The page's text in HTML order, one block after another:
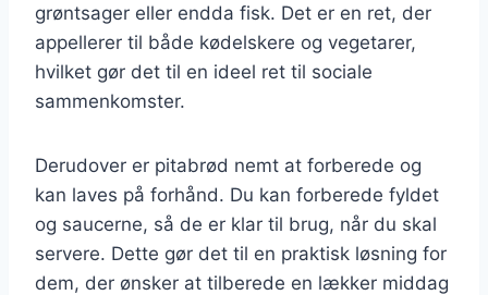
grøntsager eller endda fisk. Det er en ret, der
appellerer til både kødelskere og vegetarer,
hvilket gør det til en ideel ret til sociale
sammenkomster.
Derudover er pitabrød nemt at forberede og
kan laves på forhånd. Du kan forberede fyldet
og saucerne, så de er klar til brug, når du skal
servere. Dette gør det til en praktisk løsning for
dem, der ønsker at tilberede en lækker middag